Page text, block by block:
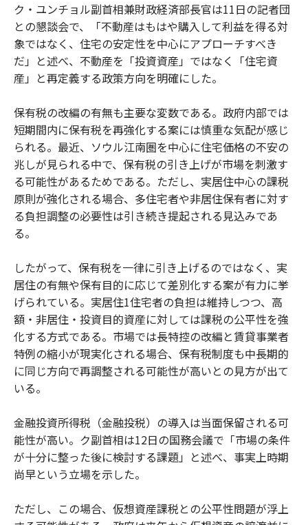
ク・ユンチョル副首相兼財政経済部長官は11日の記者団
との懇談会で、「不動産はもはや購入して利益を得る対
象ではなく、住宅の安定性を中心にアプローチすべき
だ」と述べ、不動産を「投資資産」ではなく「住宅資
産」と再定義する政策方向を明確にした。
保有税の改編の有無も主要な変数である。政府内部では
短期間内に保有税を再強化する案には慎重な気配が感じ
られる。最近、ソウル江南圏を中心に住宅価格の不安の
兆しが見られる中で、保有税の引き上げが市場を刺激す
る可能性があるためである。ただし、実居住中心の課税
原則が強化される場合、多住宅者や非居住保有者に対す
る負担調整の必要性は引き続き提起される見込みであ
る。
したがって、保有税を一律に引き上げるのではなく、実
居住の有無や保有目的に応じて差別化する案が有力に挙
げられている。実居住1住宅者の負担は維持しつつ、高
額・非居住・投資目的資産に対しては課税の公平性を強
化する方式である。市場では長特控の改編と賃貸事業者
特例の縮小が現実化される場合、保有税制度も中長期的
に同じ方向で再調整される可能性が高いとの見方が出て
いる。
金融投資所得税（金融投税）の導入は当面保留される可
能性が高い。ク副首相は12日の国務会議で「市場の条件
が十分に整った後に検討する課題」と述べ、事実上時期
尚早という立場を示した。
ただし、この場合、仮想資産課税との公平性問題が浮上